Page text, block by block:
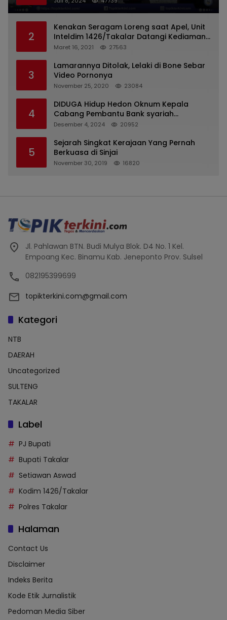
2
Kenakan Seragam Loreng saat Apel, Unit
Inteldim 1426/Takalar Datangi Kediaman
Kasatpol PP
Maret 16, 2021 27563
3
Lamarannya Ditolak, Lelaki di Bone Sebar
Video Pornonya
November 25, 2020 23084
4
DIDUGA Hidup Hedon Oknum Kepala
Cabang Pembantu Bank syariah
Indonesia Unit Hasan Basri di Banjarmasin
Milyaran Rupiah dan Bilyet Giro Tidak
Terdaftar, OJK Kalsel : Bertemu Tanggal 11
Desember 4, 2024 20952
5
Sejarah Singkat Kerajaan Yang Pernah
Berkuasa di Sinjai
November 30, 2019 16820
Jl. Pahlawan BTN. Budi Mulya Blok. D4 No. 1 Kel.
Empoang Kec. Binamu Kab. Jeneponto Prov. Sulsel
082195399699
topikterkini.com@gmail.com
Kategori
NTB
DAERAH
Uncategorized
SULTENG
TAKALAR
Label
PJ Bupati
Bupati Takalar
Setiawan Aswad
Kodim 1426/Takalar
Polres Takalar
Halaman
Contact Us
Disclaimer
Indeks Berita
Kode Etik Jurnalistik
Pedoman Media Siber